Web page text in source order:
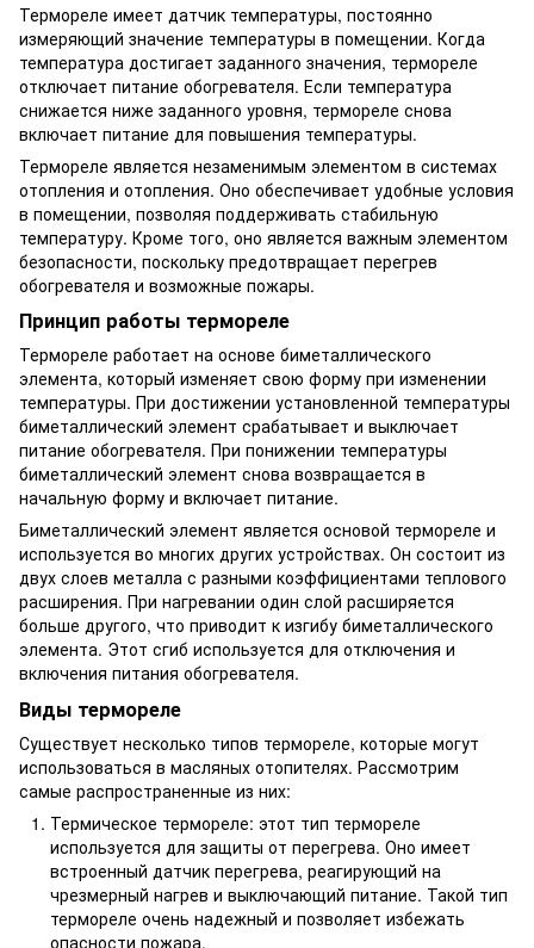
Термореле имеет датчик температуры, постоянно
измеряющий значение температуры в помещении. Когда
температура достигает заданного значения, термореле
отключает питание обогревателя. Если температура
снижается ниже заданного уровня, термореле снова
включает питание для повышения температуры.
Термореле является незаменимым элементом в системах
отопления и отопления. Оно обеспечивает удобные условия
в помещении, позволяя поддерживать стабильную
температуру. Кроме того, оно является важным элементом
безопасности, поскольку предотвращает перегрев
обогревателя и возможные пожары.
Принцип работы термореле
Термореле работает на основе биметаллического
элемента, который изменяет свою форму при изменении
температуры. При достижении установленной температуры
биметаллический элемент срабатывает и выключает
питание обогревателя. При понижении температуры
биметаллический элемент снова возвращается в
начальную форму и включает питание.
Биметаллический элемент является основой термореле и
используется во многих других устройствах. Он состоит из
двух слоев металла с разными коэффициентами теплового
расширения. При нагревании один слой расширяется
больше другого, что приводит к изгибу биметаллического
элемента. Этот сгиб используется для отключения и
включения питания обогревателя.
Виды термореле
Существует несколько типов термореле, которые могут
использоваться в масляных отопителях. Рассмотрим
самые распространенные из них:
Термическое термореле: этот тип термореле
используется для защиты от перегрева. Оно имеет
встроенный датчик перегрева, реагирующий на
чрезмерный нагрев и выключающий питание. Такой тип
термореле очень надежный и позволяет избежать
опасности пожара.